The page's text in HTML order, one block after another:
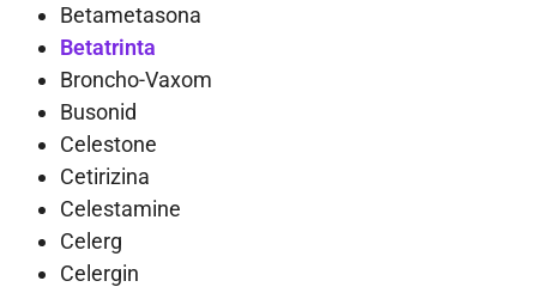
Betametasona
Betatrinta
Broncho-Vaxom
Busonid
Celestone
Cetirizina
Celestamine
Celerg
Celergin